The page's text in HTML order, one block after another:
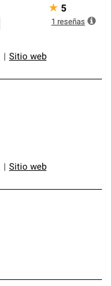
Sitio web
★ 5
1 reseñas
Sitio web